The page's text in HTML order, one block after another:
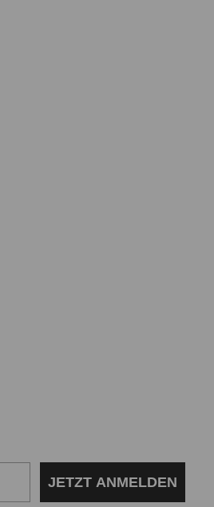
JETZT ANMELDEN